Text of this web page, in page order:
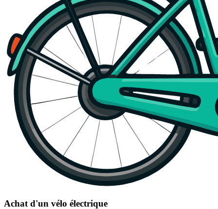
Achat d'un vélo électrique